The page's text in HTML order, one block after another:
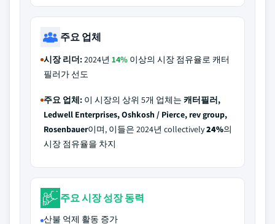
주요 업체
시장 리더:2024년 14% 이상의 시장 점유율로 캐터
필러가 선도
주요 업체: 이 시장의 상위 5개 업체는 캐터필러,
Ledwell Enterprises, Oshkosh / Pierce, rev group,
Rosenbauer이며, 이들은 2024년 collectively24%의
시장 점유율을 차지
주요 시장 성장 동력
산불 억제 활동 증가